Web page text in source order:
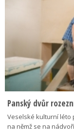
Panský dvůr
Veselské kulturní léto
na němž se na